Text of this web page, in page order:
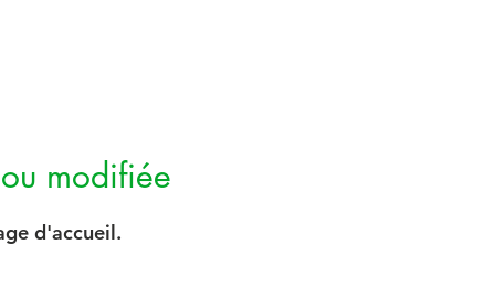
modifiée
d'accueil.